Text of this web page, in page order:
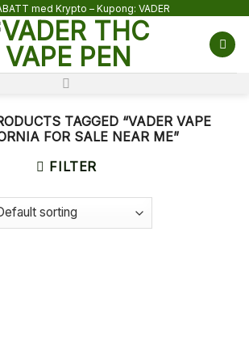
med Krypto – Kupong: VADER
TAGGED “VADER VAPE
FOR SALE NEAR ME”
FILTER